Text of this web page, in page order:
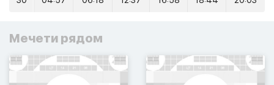
Мечети рядом